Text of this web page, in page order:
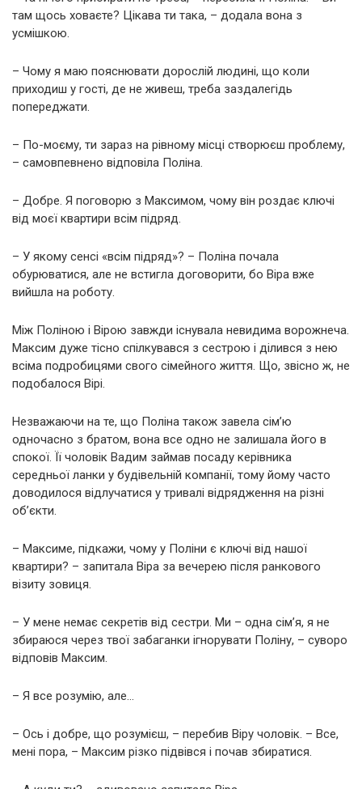
там щось ховаєте? Цікава ти така, – додала вона з
усмішкою.
– Чому я маю пояснювати дорослій людині, що коли
приходиш у гості, де не живеш, треба заздалегідь
попереджати.
– По-моєму, ти зараз на рівному місці створюєш проблему,
– самовпевнено відповіла Поліна.
– Добре. Я поговорю з Максимом, чому він роздає ключі
від моєї квартири всім підряд.
– У якому сенсі «всім підряд»? – Поліна почала
обурюватися, але не встигла договорити, бо Віра вже
вийшла на роботу.
Між Поліною і Вірою завжди існувала невидима ворожнеча.
Максим дуже тісно спілкувався з сестрою і ділився з нею
всіма подробицями свого сімейного життя. Що, звісно ж, не
подобалося Вірі.
Незважаючи на те, що Поліна також завела сім’ю
одночасно з братом, вона все одно не залишала його в
спокої. Її чоловік Вадим займав посаду керівника
середньої ланки у будівельній компанії, тому йому часто
доводилося відлучатися у тривалі відрядження на різні
об’єкти.
– Максиме, підкажи, чому у Поліни є ключі від нашої
квартири? – запитала Віра за вечерею після ранкового
візиту зовиця.
– У мене немає секретів від сестри. Ми – одна сім’я, я не
збираюся через твої забаганки ігнорувати Поліну, – суворо
відповів Максим.
– Я все розумію, але…
– Ось і добре, що розумієш, – перебив Віру чоловік. – Все,
мені пора, – Максим різко підвівся і почав збиратися.